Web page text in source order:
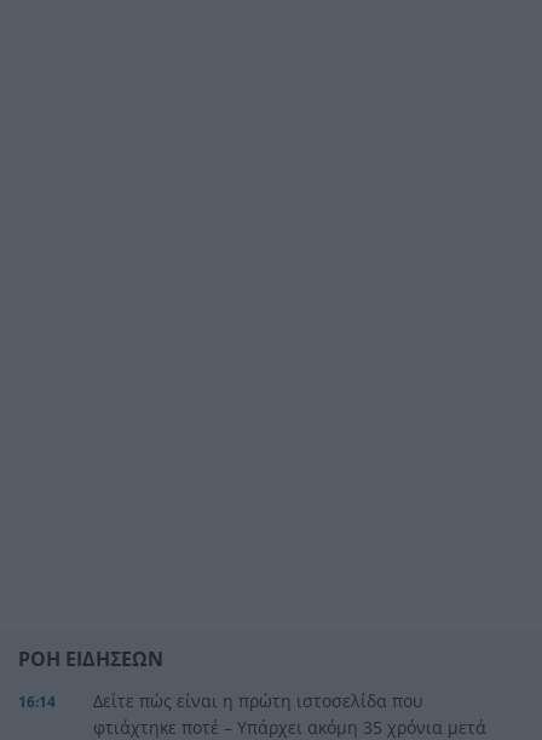
ΡΟΗ ΕΙΔΗΣΕΩΝ
16:14
Δείτε πώς είναι η πρώτη ιστοσελίδα που
φτιάχτηκε ποτέ – Υπάρχει ακόμη 35 χρόνια μετά